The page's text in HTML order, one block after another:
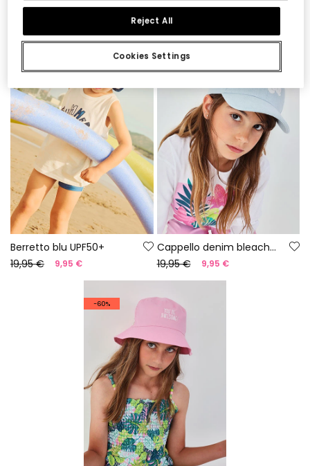
19,95 € 9,95 € 7,95 €
19,95 € 9,95 € 7,95 €
Berretto blu UPF50+
19,95 €
9,95 €
Cappello denim bleach con ricamo
19,95 €
9,95 €
-60%
Cookies Settings
Reject All